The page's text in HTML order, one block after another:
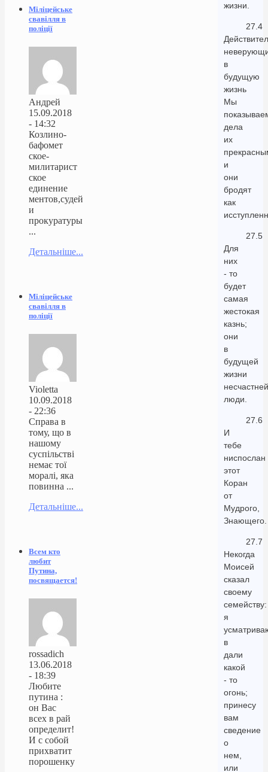
жизни.
27.4
в
будущую
жизнь
Мы
дела
их
и
они
бродят
как
27.5
Для
них
- то
будет
самая
жестокая
казнь;
они
в
будущей
жизни
люди.
27.6
И
тебе
ниспослан
этот
Коран
от
Мудрого,
Знающего.
27.7
Некогда
Моисей
сказал
своему
семейству:
я
в
дали
какой
- то
огонь;
принесу
вам
сведение
о
нем,
или
Міліцейське
свавілля в
поліції
Андрей
15.09.2018
- 14:32
Козлино-
бафомет
ское-
милитарист
ское
единение
ментов,судей
и
прокуратуры
...
Детальніше...
Міліцейське
свавілля в
поліції
Violetta
10.09.2018
- 22:36
Справа в
тому, що в
нашому
суспільстві
немає тої
моралі, яка
повинна ...
Детальніше...
Всем кто
любит
Путина,
посвящается!
rossadich
13.06.2018
- 18:39
Любите
путина :
он Вас
всех в рай
определит!
И с собой
прихватит
порошенку